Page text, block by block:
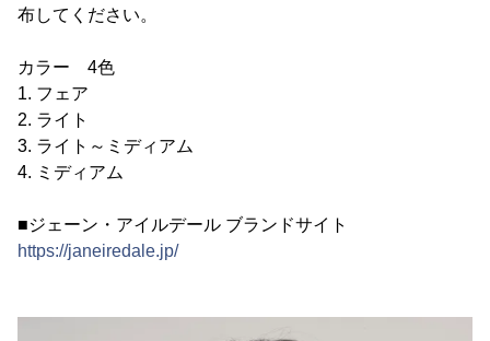
布してください。
カラー 4色
1. フェア
2. ライト
3. ライト～ミディアム
4. ミディアム
■ジェーン・アイルデール ブランドサイト
https://janeiredale.jp/